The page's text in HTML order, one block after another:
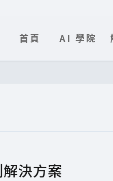
首頁 AI 學院
決方案